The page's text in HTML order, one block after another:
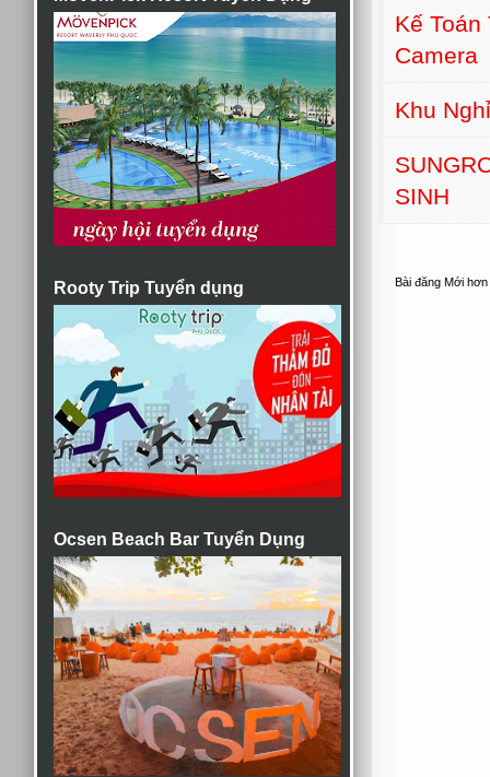
Rooty Trip Tuyển dụng
Ocsen Beach Bar Tuyển Dụng
Kế
Camera
Khu
SINH
Bài đăng Mới hơn